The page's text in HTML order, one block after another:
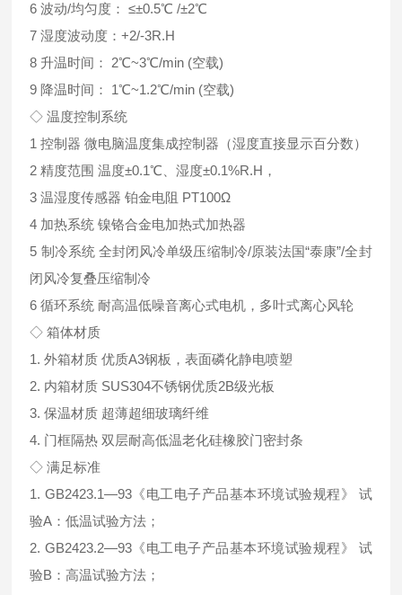
6 波动/均匀度： ≤±0.5℃ /±2℃
7 湿度波动度：+2/-3R.H
8 升温时间： 2℃~3℃/min (空载)
9 降温时间： 1℃~1.2℃/min (空载)
◇ 温度控制系统
1 控制器 微电脑温度集成控制器（湿度直接显示百分数）
2 精度范围 温度±0.1℃、湿度±0.1%R.H，
3 温湿度传感器 铂金电阻 PT100Ω
4 加热系统 镍铬合金电加热式加热器
5 制冷系统 全封闭风冷单级压缩制冷/原装法国“泰康”/全封
闭风冷复叠压缩制冷
6 循环系统 耐高温低噪音离心式电机，多叶式离心风轮
◇ 箱体材质
1. 外箱材质 优质A3钢板，表面磷化静电喷塑
2. 内箱材质 SUS304不锈钢优质2B级光板
3. 保温材质 超薄超细玻璃纤维
4. 门框隔热 双层耐高低温老化硅橡胶门密封条
◇ 满足标准
1. GB2423.1—93《电工电子产品基本环境试验规程》 试
验A：低温试验方法；
2. GB2423.2—93《电工电子产品基本环境试验规程》 试
验B：高温试验方法；